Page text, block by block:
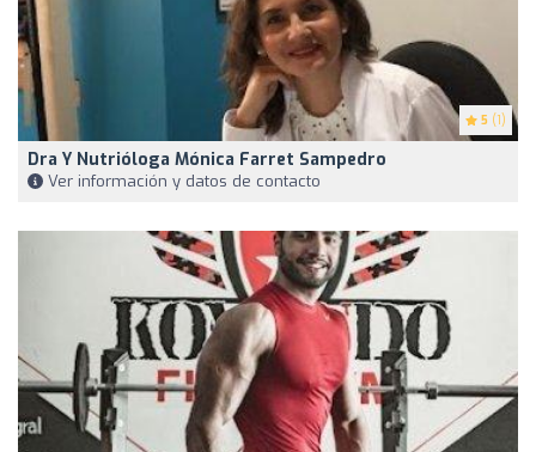
5 (1)
Dra Y Nutrióloga Mónica Farret Sampedro
Ver información y datos de contacto